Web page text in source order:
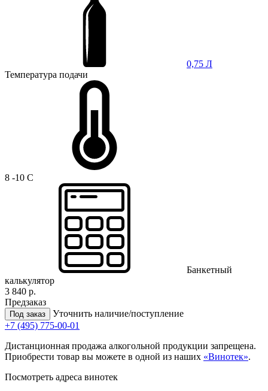
0,75 Л
Температура подачи
8 -10 C
Банкетный
калькулятор
3 840 р.
Предзаказ
Под заказ
Уточнить наличие/поступление
+7 (495) 775-00-01
Дистанционная продажа алкогольной продукции запрещена.
Приобрести товар вы можете в одной из наших «Винотек».
Посмотреть адреса винотек